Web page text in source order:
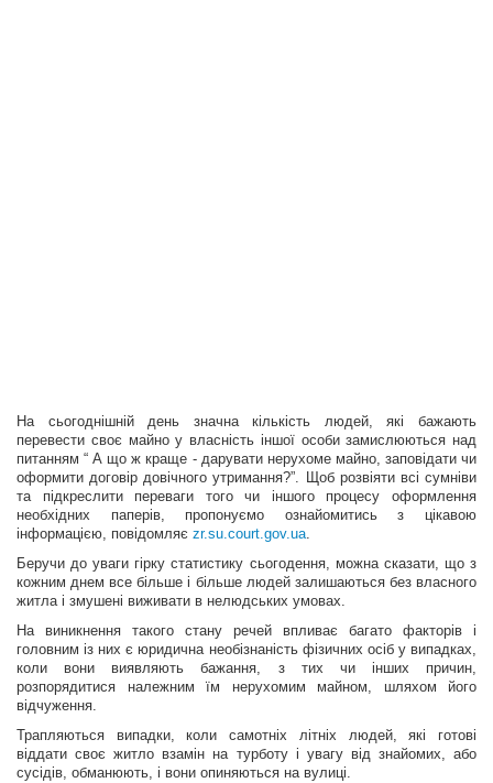
На сьогоднішній день значна кількість людей, які бажають
перевести своє майно у власність іншої особи замислюються над
питанням “ А що ж краще - дарувати нерухоме майно, заповідати чи
оформити договір довічного утримання?”. Щоб розвіяти всі сумніви
та підкреслити переваги того чи іншого процесу оформлення
необхідних паперів, пропонуємо ознайомитись з цікавою
інформацією, повідомляє zr.su.court.gov.ua.
Беручи до уваги гірку статистику сьогодення, можна сказати, що з
кожним днем все більше і більше людей залишаються без власного
житла і змушені виживати в нелюдських умовах.
На виникнення такого стану речей впливає багато факторів і
головним із них є юридична необізнаність фізичних осіб у випадках,
коли вони виявляють бажання, з тих чи інших причин,
розпорядитися належним їм нерухомим майном, шляхом його
відчуження.
Трапляються випадки, коли самотніх літніх людей, які готові
віддати своє житло взамін на турботу і увагу від знайомих, або
сусідів, обманюють, і вони опиняються на вулиці.